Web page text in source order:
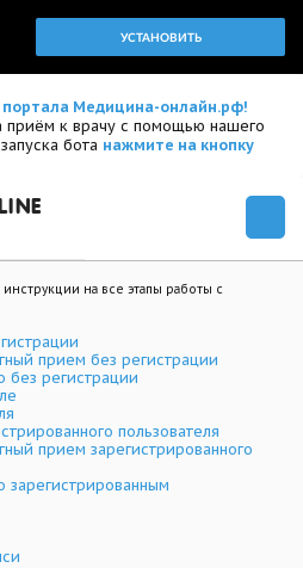
УСТАНОВИТЬ
Медицина-онлайн.рф!
приём к врачу с помощью нашего
бота нажмите на кнопку
на все этапы работы с
прием без регистрации
без регистрации
пользователя
прием зарегистрированного
зарегистрированным